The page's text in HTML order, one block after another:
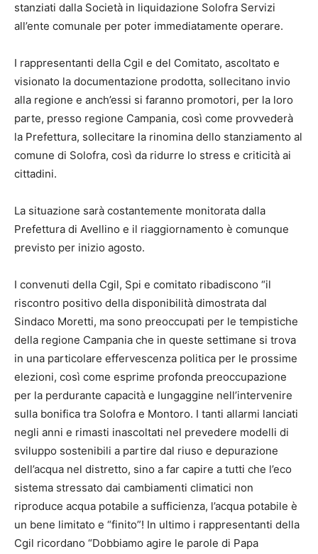
stanziati dalla Società in liquidazione Solofra Servizi
all’ente comunale per poter immediatamente operare.
I rappresentanti della Cgil e del Comitato, ascoltato e
visionato la documentazione prodotta, sollecitano invio
alla regione e anch’essi si faranno promotori, per la loro
parte, presso regione Campania, così come provvederà
la Prefettura, sollecitare la rinomina dello stanziamento al
comune di Solofra, così da ridurre lo stress e criticità ai
cittadini.
La situazione sarà costantemente monitorata dalla
Prefettura di Avellino e il riaggiornamento è comunque
previsto per inizio agosto.
I convenuti della Cgil, Spi e comitato ribadiscono “il
riscontro positivo della disponibilità dimostrata dal
Sindaco Moretti, ma sono preoccupati per le tempistiche
della regione Campania che in queste settimane si trova
in una particolare effervescenza politica per le prossime
elezioni, così come esprime profonda preoccupazione
per la perdurante capacità e lungaggine nell’intervenire
sulla bonifica tra Solofra e Montoro. I tanti allarmi lanciati
negli anni e rimasti inascoltati nel prevedere modelli di
sviluppo sostenibili a partire dal riuso e depurazione
dell’acqua nel distretto, sino a far capire a tutti che l’eco
sistema stressato dai cambiamenti climatici non
riproduce acqua potabile a sufficienza, l’acqua potabile è
un bene limitato e “finito”! In ultimo i rappresentanti della
Cgil ricordano “Dobbiamo agire le parole di Papa